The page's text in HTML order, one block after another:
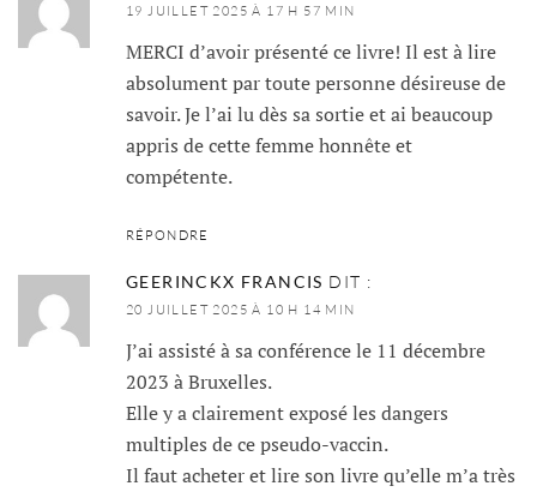
19 JUILLET 2025 À 17 H 57 MIN
MERCI d’avoir présenté ce livre! Il est à lire
absolument par toute personne désireuse de
savoir. Je l’ai lu dès sa sortie et ai beaucoup
appris de cette femme honnête et
compétente.
RÉPONDRE
GEERINCKX FRANCIS DIT :
20 JUILLET 2025 À 10 H 14 MIN
J’ai assisté à sa conférence le 11 décembre
2023 à Bruxelles.
Elle y a clairement exposé les dangers
multiples de ce pseudo-vaccin.
Il faut acheter et lire son livre qu’elle m’a très